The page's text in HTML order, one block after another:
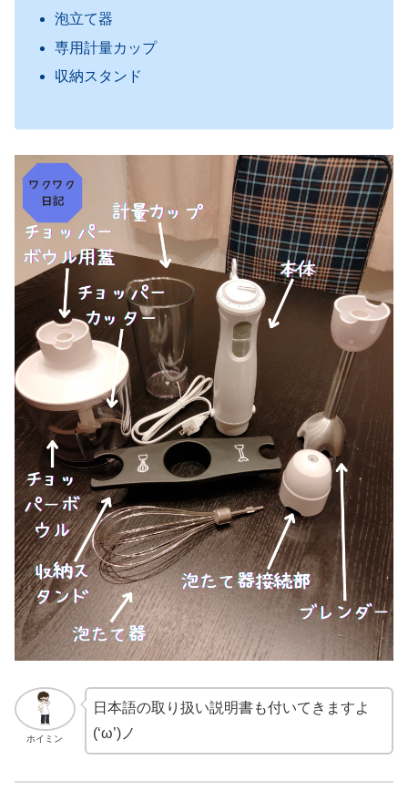
泡立て器
専用計量カップ
収納スタンド
ホイミン
日本語の取り扱い説明書も付いてきますよ
(‘ω’)ノ